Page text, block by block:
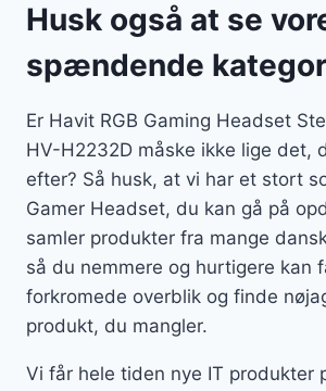
Husk også at se
spændende
Er Havit RGB Gaming Headset
HV-H2232D måske ikke lige det,
efter? Så husk, at vi har et stort
Gamer Headset, du kan gå på
samler produkter fra mange
så du nemmere og hurtigere kan
forkromede overblik og finde
produkt, du mangler.
Vi får hele tiden nye IT produkter